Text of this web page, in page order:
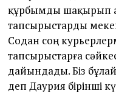
құрбымды шақырып
тапсырыстарды
Содан соң
тапсырыстарға
дайындады. Біз
деп Даурия бірінші